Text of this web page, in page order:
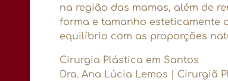
na região das mamas, além de
forma e tamanho esteticamente
equilíbrio com as proporções
Cirurgia Plástica em Santos
Dra. Ana Lúcia Lemos | Cirurgiã